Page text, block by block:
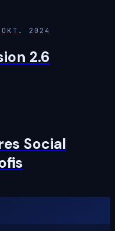
2024
2.6
Social